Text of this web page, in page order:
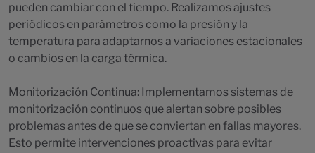
pueden cambiar con el tiempo. Realizamos ajustes
periódicos en parámetros como la presión y la
temperatura para adaptarnos a variaciones estacionales
o cambios en la carga térmica.
Monitorización Continua: Implementamos sistemas de
monitorización continuos que alertan sobre posibles
problemas antes de que se conviertan en fallas mayores.
Esto permite intervenciones proactivas para evitar